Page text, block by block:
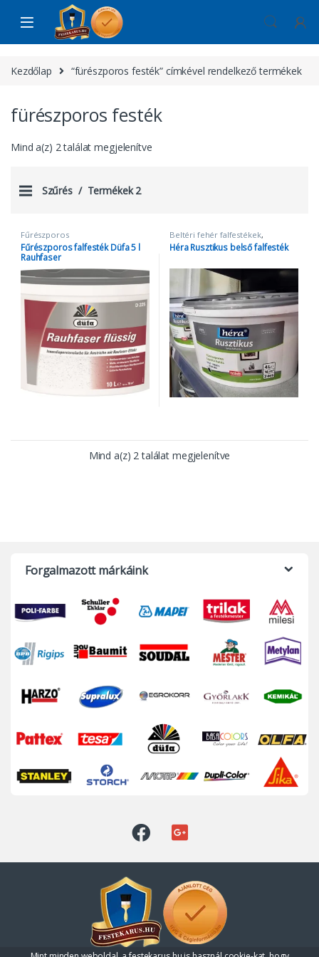
Skip to navigation
Skip to content
Kezdőlap “fürészporos festék” címkével rendelkező termékek
fürészporos festék
Mind a(z) 2 találat megjelenítve
Szűrés Termékek 2
Fűrészporos
Fűrészporos falfesték Düfa 5 l
Rauhfaser
Beltéri fehér falfestékek,
fűrészporos festék
Héra Rusztikus belső falfesték
Mind a(z) 2 találat megjelenítve
Forgalmazott márkáink